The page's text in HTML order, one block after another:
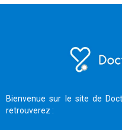
Bienvenue sur le site de
retrouverez :